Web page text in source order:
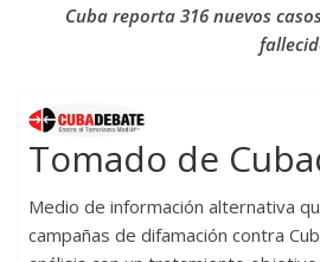
Cuba reporta 316 nuevos
Tomado de
Medio de información alternativa
campañas de difamación contra